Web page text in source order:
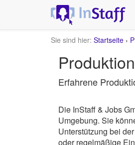
Sie sind hier: Startseite ›
Erfahrene
Die InStaff & Jobs
Umgebung. Sie
Unterstützung bei
oder regelmäßige